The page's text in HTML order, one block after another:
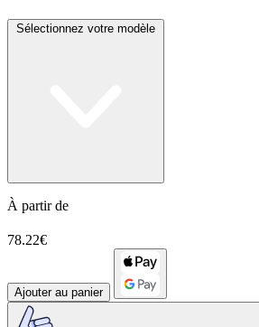
Sélectionnez votre modèle
À partir de
78.22€
Ajouter au panier